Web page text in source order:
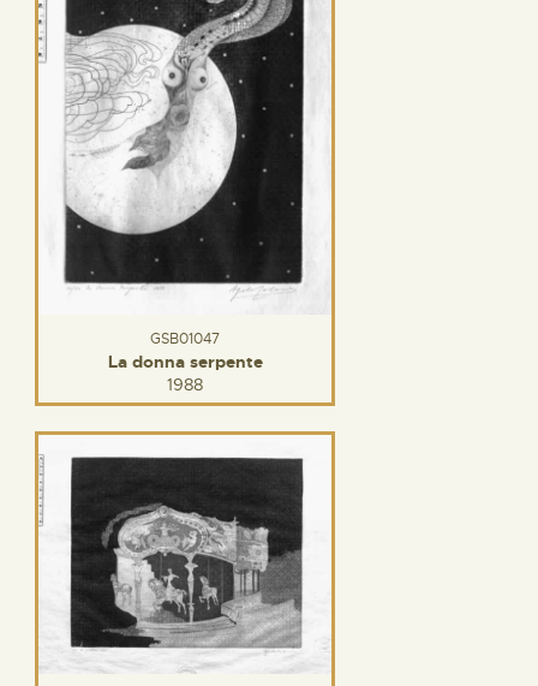
GSB01047
La donna serpente
1988